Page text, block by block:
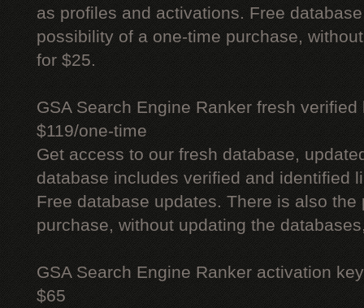
as profiles and activations. Free
possibility of a one-time purchase,
for $25.
GSA Search Engine Ranker fresh verified
$119/one-time
Get access to our fresh database,
database includes verified and identified
Free database updates. There is also
purchase, without updating the
GSA Search Engine Ranker activation key
$65